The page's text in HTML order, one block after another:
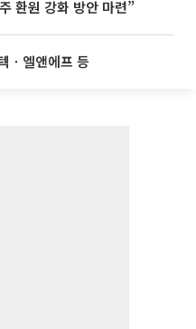
환원 강화 방안 마련”
ㆍ엘앤에프 등